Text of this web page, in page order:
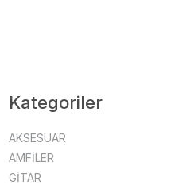
Kategoriler
AKSESUAR
AMFİLER
GİTAR